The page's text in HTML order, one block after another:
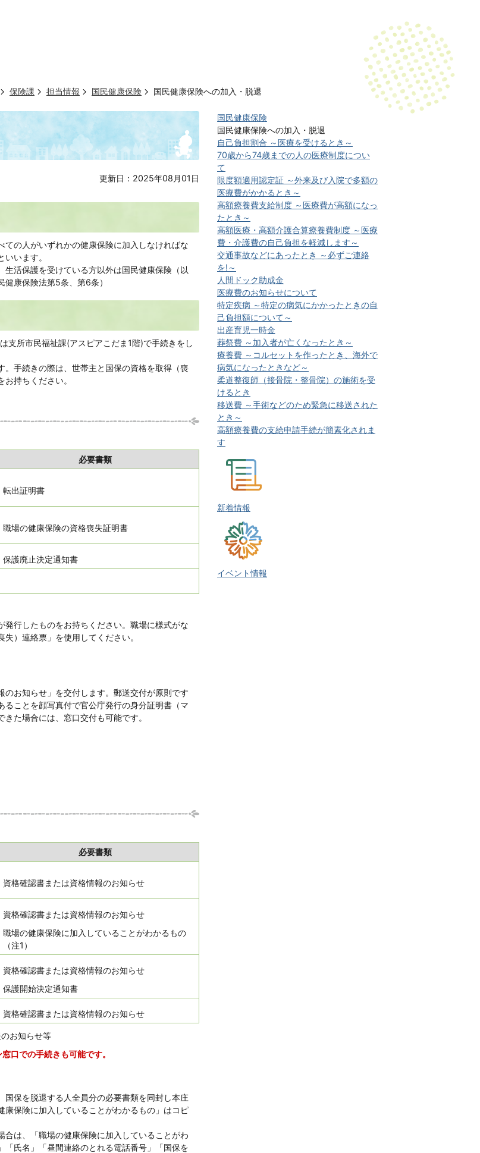
保険課 担当情報 国民健康保険 国民健康保険への加入・脱退
更新日：2025年08月01日
の人がいずれかの健康保険に加入しなければな
います。
活保護を受けている方以外は国民健康保険（以
康保険法第5条、第6条）
支所市民福祉課(アスピアこだま1階)で手続きをし
手続きの際は、世帯主と国保の資格を取得（喪
持ちください。
必要書類
転出証明書
職場の健康保険の資格喪失証明書
保護廃止決定通知書
行したものをお持ちください。職場に様式がな
）連絡票」を使用してください。
お知らせ」を交付します。郵送交付が原則です
ことを顔写真付で官公庁発行の身分証明書（マ
た場合には、窓口交付も可能です。
必要書類
資格確認書または資格情報のお知らせ
資格確認書または資格情報のお知らせ
職場の健康保険に加入していることがわかるもの
（注1）
資格確認書または資格情報のお知らせ
保護開始決定通知書
資格確認書または資格情報のお知らせ
お知らせ等
口での手続きも可能です。
保を脱退する人全員分の必要書類を同封し本庄
保険に加入していることがわかるもの」はコピ
合は、「職場の健康保険に加入していることがわ
氏名」「昼間連絡のとれる電話番号」「国保を
国民健康保険
国民健康保険への加入・脱退
自己負担割合 ～医療を受けるとき～
70歳から74歳までの人の医療制度につい
て
限度額適用認定証 ～外来及び入院で多額の
医療費がかかるとき～
高額療養費支給制度 ～医療費が高額になっ
たとき～
高額医療・高額介護合算療養費制度 ～医療
費・介護費の自己負担を軽減します～
交通事故などにあったとき ～必ずご連絡
を!～
人間ドック助成金
医療費のお知らせについて
特定疾病 ～特定の病気にかかったときの自
己負担額について～
出産育児一時金
葬祭費 ～加入者が亡くなったとき～
療養費 ～コルセットを作ったとき、海外で
病気になったときなど～
柔道整復師（接骨院・整骨院）の施術を受
けるとき
移送費 ～手術などのため緊急に移送された
とき～
高額療養費の支給申請手続が簡素化されま
す
新着情報
イベント情報